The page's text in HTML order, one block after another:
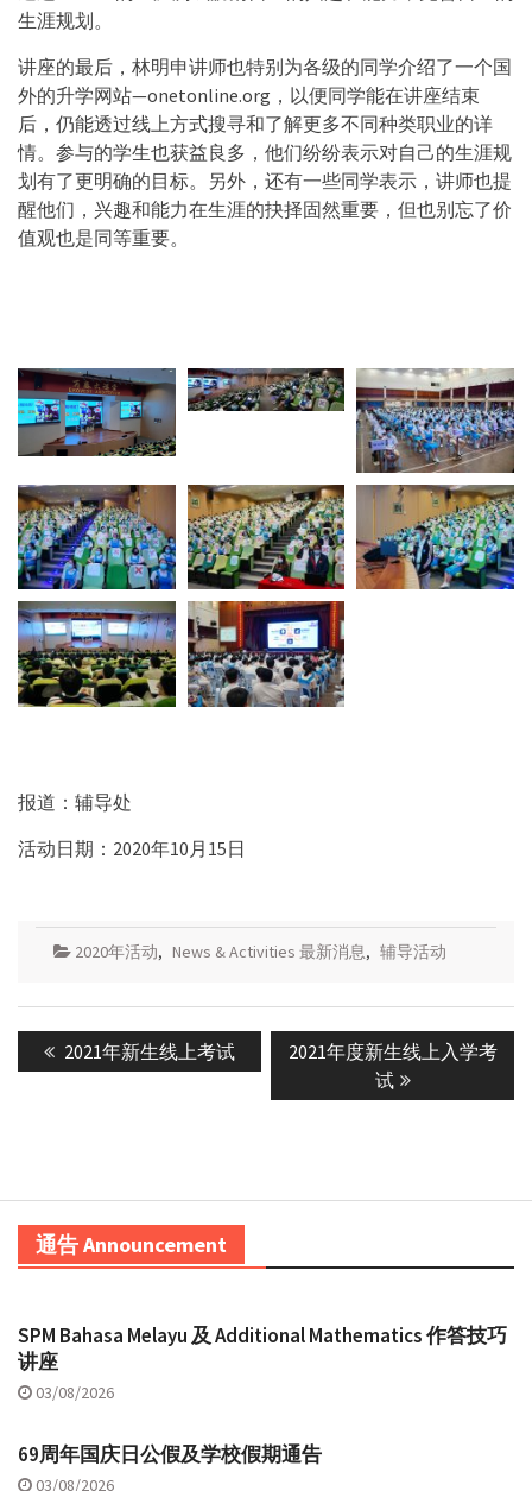
生涯规划。
讲座的最后，林明申讲师也特别为各级的同学介绍了一个国
外的升学网站—onetonline.org，以便同学能在讲座结束
后，仍能透过线上方式搜寻和了解更多不同种类职业的详
情。参与的学生也获益良多，他们纷纷表示对自己的生涯规
划有了更明确的目标。另外，还有一些同学表示，讲师也提
醒他们，兴趣和能力在生涯的抉择固然重要，但也别忘了价
值观也是同等重要。
报道：辅导处
活动日期：2020年10月15日
2020年活动, News & Activities 最新消息, 辅导活动
navigation
Previous
post:
2021年新生线上考试
Next
2021年度新生线上入学考
试
通告 Announcement
SPM Bahasa Melayu 及 Additional Mathematics 作答技巧
讲座
03/08/2026
69周年国庆日公假及学校假期通告
03/08/2026